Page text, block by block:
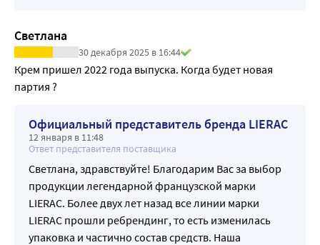
Доказанная эффективность: +104% увлажнения сразу
после нанесения ... и воспринимается женщинами! **
Через 14 дней: 100% женщин обнаружили, что их кожа
стала более комфортной и успокоенной. Через 1 месяц:
интенсивное питание. 91% женщин обнаружили, что их
кожа восстановила баланс.
Светлана
30 декабря 2025 в 16:44
Крем пришел 2022 года выпуска. Когда будет новая
партия ?
Официальный представитель бренда LIERAC
12 января в 11:48
Ответ представителя поставщика
Светлана, здравствуйте! Благодарим Вас за выбор
продукции легендарной французской марки
LIERAC. Более двух лет назад все линии марки
LIERAC прошли ребрендинг, то есть изменилась
упаковка и частично состав средств. Наша